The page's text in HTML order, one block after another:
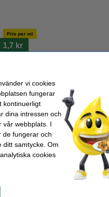
Pris per ml
1,7 kr
vi på måndag!
produceras av en tillverkare
vi cookies
fungerar
kontinuerligt
dina intressen och
vår webbplats. I
fungerar och
ditt samtycke. Om
cookies